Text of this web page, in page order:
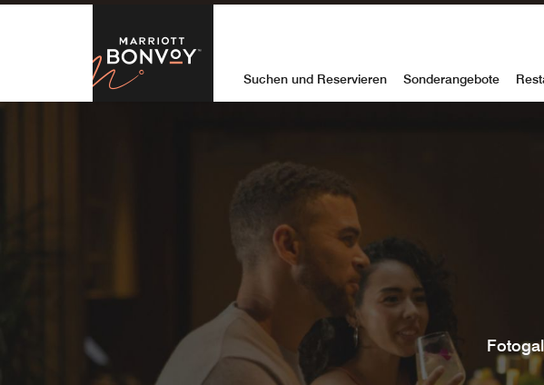
Skip to Content
Marriott Bonvoy
Suchen und Reservieren Sonderangebote